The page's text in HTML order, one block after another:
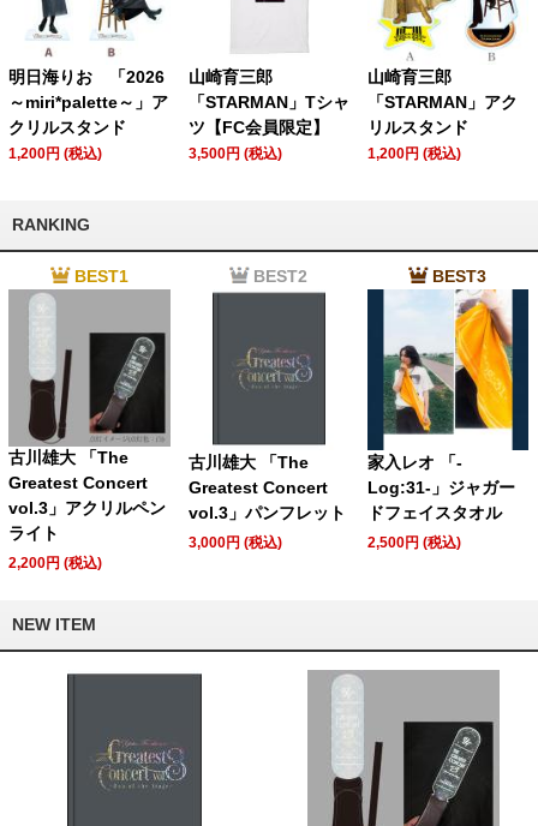
明日海りお 「2026
～miri*palette～」ア
クリルスタンド
1,200円 (税込)
山崎育三郎
「STARMAN」Tシャ
ツ【FC会員限定】
3,500円 (税込)
山崎育三郎
「STARMAN」アク
リルスタンド
1,200円 (税込)
RANKING
BEST1
古川雄大 「The
Greatest Concert
vol.3」アクリルペン
ライト
2,200円 (税込)
BEST2
古川雄大 「The
Greatest Concert
vol.3」パンフレット
3,000円 (税込)
BEST3
家入レオ 「-
Log:31-」ジャガー
ドフェイスタオル
2,500円 (税込)
NEW ITEM